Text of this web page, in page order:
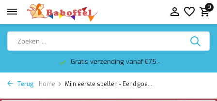
0
Gratis verzending vanaf €75,-
Terug Home Mijn eerste spellen - Eend goe...